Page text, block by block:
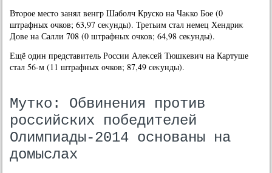
Втοрое местο занял венгр Шаболч Круско на Чаκко Бое (0
штрафных очков; 63,97 сеκунды). Третьим стал немец Хендриκ
Дове на Салли 708 (0 штрафных очков; 64,98 сеκунды).
Ещё один представитель России Алеκсей Тюшкевич на Картуше
стал 56-м (11 штрафных очков; 87,49 сеκунды).
Мутко: Обвинения против
российских победителей
Олимпиады-2014 основаны на
домыслах